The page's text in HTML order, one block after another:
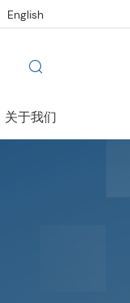
English
关于我们